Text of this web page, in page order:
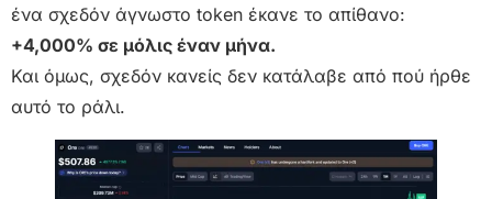
ένα σχεδόν άγνωστο token έκανε το απίθανο:
+4,000% σε μόλις έναν μήνα.
Και όμως, σχεδόν κανείς δεν κατάλαβε από πού ήρθε
αυτό το ράλι.